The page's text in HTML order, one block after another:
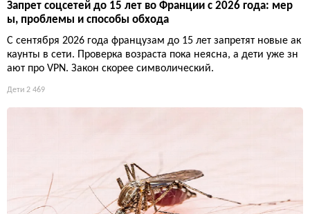
Запрет соцсетей до 15 лет во Франции с 2026 года: мер
ы, проблемы и способы обхода
С сентября 2026 года французам до 15 лет запретят новые ак
каунты в сети. Проверка возраста пока неясна, а дети уже зн
ают про VPN. Закон скорее символический.
Дети 2 469